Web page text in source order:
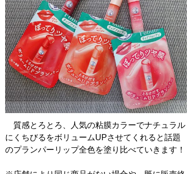
質感とろとろ、人気の粘膜カラーでナチュラル
にくちびるをボリュームUPさせてくれると話題
のプランパーリップ全色を塗り比べていきます！